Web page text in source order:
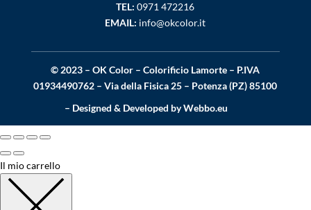
TEL: 0971 472216
EMAIL: info@okcolor.it
© 2023 – OK Color – Colorificio Lamorte – P.IVA
01934490762 – Via della Fisica 25 – Potenza (PZ) 85100
– Designed & Developed byWebbo.eu
Il mio carrello